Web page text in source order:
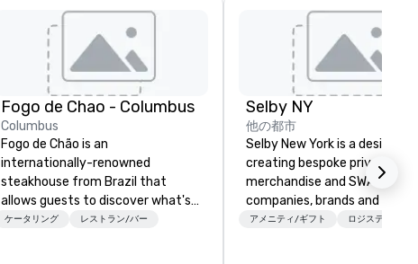
Fogo de Chao - Columbus
Columbus
Fogo de Chão is an
internationally-renowned
steakhouse from Brazil that
allows guests to discover what's
next at every turn. Founded in
ケータリング レストラン/バー
Selby NY
他の都市
Selby New York is a design
creating bespoke private
merchandise and SWAG for
companies, brands and
We can create anything
アメニティ/ギフト ロジスティクス/